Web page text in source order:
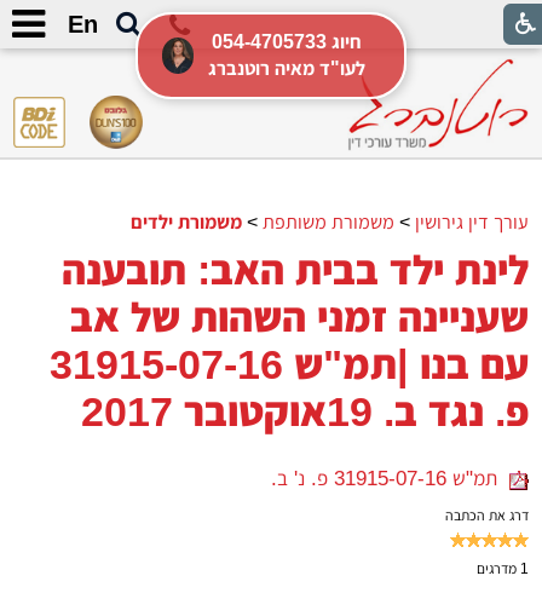
En
עורך דין גירושין > משמורת משותפת >משמורת ילדים
לינת ילד בבית האב: תובענה
שעניינה זמני השהות של אב
עם בנו |תמ"ש 31915-07-16
פ. נגד ב. 19אוקטובר 2017
תמ"ש 31915-07-16 פ. נ' ב.
דרג את הכתבה
1 מדרגים
054-4705733 חיוג
לעו"ד מאיה רוטנברג